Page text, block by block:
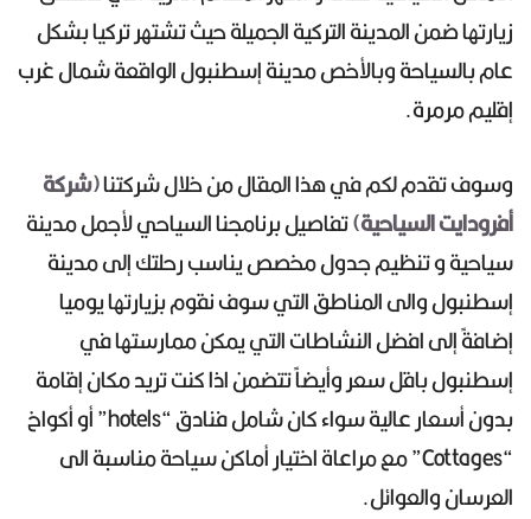
زيارتها ضمن المدينة التركية الجميلة حيث تشتهر تركيا بشكل
عام بالسياحة وبالأخص مدينة إسطنبول الواقعة شمال غرب
إقليم مرمرة.
وسوف تقدم لكم في هذا المقال من خلال شركتنا(شركة
أفرودايت السياحية)تفاصيل برنامجنا السياحي لأجمل مدينة
سياحية و تنظيم جدول مخصص يناسب رحلتك إلى مدينة
إسطنبول والى المناطق التي سوف نقوم بزيارتها يوميا
إضافةً إلى افضل النشاطات التي يمكن ممارستها في
إسطنبول باقل سعر وأيضاً تتضمن اذا كنت تريد مكان إقامة
بدون أسعار عالية سواء كان شامل فنادق “hotels” أو أكواخ
“Cottages” مع مراعاة اختيار أماكن سياحة مناسبة الى
العرسان والعوائل.